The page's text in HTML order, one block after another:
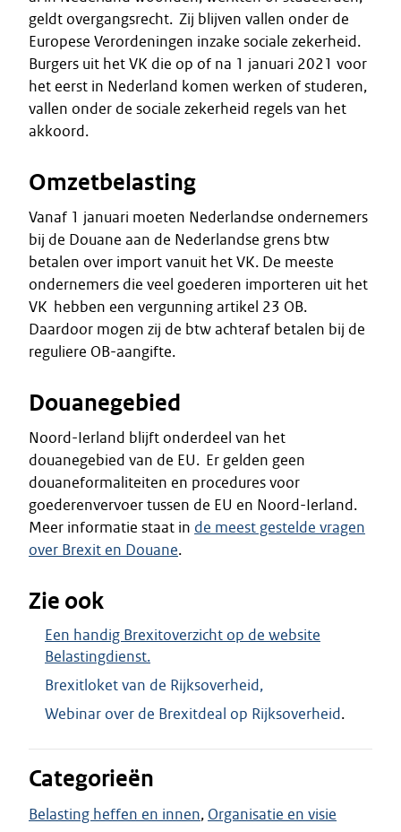
geldt overgangsrecht. Zij blijven vallen onder de
Europese Verordeningen inzake sociale zekerheid.
Burgers uit het VK die op of na 1 januari 2021 voor
het eerst in Nederland komen werken of studeren,
vallen onder de sociale zekerheid regels van het
akkoord.
Omzetbelasting
Vanaf 1 januari moeten Nederlandse ondernemers
bij de Douane aan de Nederlandse grens btw
betalen over import vanuit het VK. De meeste
ondernemers die veel goederen importeren uit het
VK hebben een vergunning artikel 23 OB.
Daardoor mogen zij de btw achteraf betalen bij de
reguliere OB-aangifte.
Douanegebied
Noord-Ierland blijft onderdeel van het
douanegebied van de EU. Er gelden geen
douaneformaliteiten en procedures voor
goederenvervoer tussen de EU en Noord-Ierland.
Meer informatie staat in de meest gestelde vragen
over Brexit en Douane.
Zie ook
Een handig Brexitoverzicht op de website
Belastingdienst.
Brexitloket van de Rijksoverheid,
Webinar over de Brexitdeal op Rijksoverheid.
Categorieën
Belasting heffen en innen Organisatie en visie